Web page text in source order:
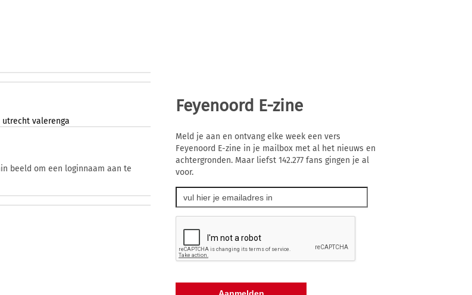
utrecht valerenga
beeld om een loginnaam aan te
Feyenoord E-zine
Meld je aan en ontvang elke week een vers
Feyenoord E-zine in je mailbox met al het nieuws en
achtergronden. Maar liefst 142.277 fans gingen je al
voor.